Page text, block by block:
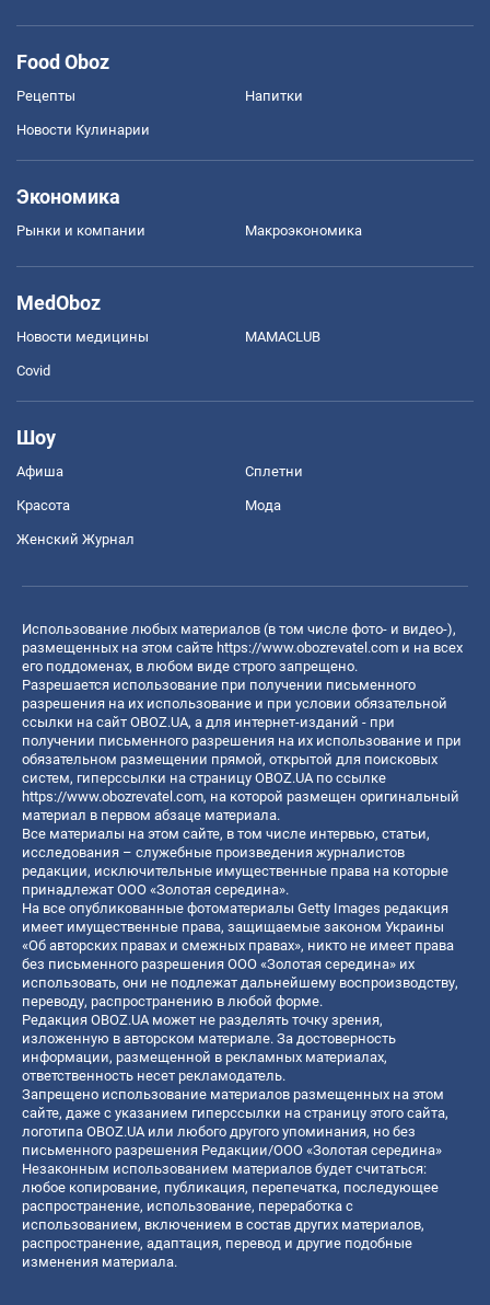
Food Oboz
Рецепты Напитки
Новости Кулинарии
Экономика
Рынки и компании Mакроэкономика
MedOboz
Новости медицины MAMACLUB
Covid
Шоу
Афиша Сплетни
Красота Мода
Женский Журнал
Использование любых материалов (в том числе фото- и видео-),
размещенных на этом сайте https://www.obozrevatel.com и на всех
его поддоменах, в любом виде строго запрещено.
Разрешается использование при получении письменного
разрешения на их использование и при условии обязательной
ссылки на сайт OBOZ.UA, а для интернет-изданий - при
получении письменного разрешения на их использование и при
обязательном размещении прямой, открытой для поисковых
систем, гиперссылки на страницу OBOZ.UA по ссылке
https://www.obozrevatel.com, на которой размещен оригинальный
материал в первом абзаце материала.
Все материалы на этом сайте, в том числе интервью, статьи,
исследования – служебные произведения журналистов
редакции, исключительные имущественные права на которые
принадлежат ООО «Золотая середина».
На все опубликованные фотоматериалы Getty Images редакция
имеет имущественные права, защищаемые законом Украины
«Об авторских правах и смежных правах», никто не имеет права
без письменного разрешения ООО «Золотая середина» их
использовать, они не подлежат дальнейшему воспроизводству,
переводу, распространению в любой форме.
Редакция OBOZ.UA может не разделять точку зрения,
изложенную в авторском материале. За достоверность
информации, размещенной в рекламных материалах,
ответственность несет рекламодатель.
Запрещено использование материалов размещенных на этом
сайте, даже с указанием гиперссылки на страницу этого сайта,
логотипа OBOZ.UA или любого другого упоминания, но без
письменного разрешения Редакции/ООО «Золотая середина»
Незаконным использованием материалов будет считаться:
любое копирование, публикация, перепечатка, последующее
распространение, использование, переработка с
использованием, включением в состав других материалов,
распространение, адаптация, перевод и другие подобные
изменения материала.